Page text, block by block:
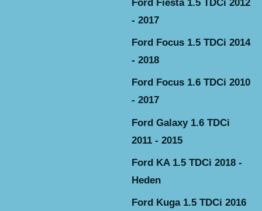
Ford Fiesta 1.5 TDCi 2012
- 2017
Ford Focus 1.5 TDCi 2014
- 2018
Ford Focus 1.6 TDCi 2010
- 2017
Ford Galaxy 1.6 TDCi
2011 - 2015
Ford KA 1.5 TDCi 2018 -
Heden
Ford Kuga 1.5 TDCi 2016